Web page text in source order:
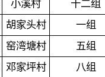
小溪村 十二组
胡家头村 一组
窑湾塘村 五组
邓家坪村 八组